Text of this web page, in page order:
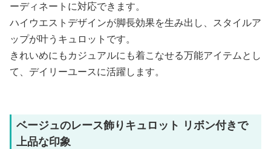
ーディネートに対応できます。
ハイウエストデザインが脚長効果を生み出し、スタイルア
ップが叶うキュロットです。
きれいめにもカジュアルにも着こなせる万能アイテムとし
て、デイリーユースに活躍します。
ベージュのレース飾りキュロット リボン付きで
上品な印象